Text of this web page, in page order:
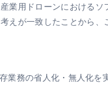
業用ドローンにおける
が一致したことから、
業務の省人化・無人化